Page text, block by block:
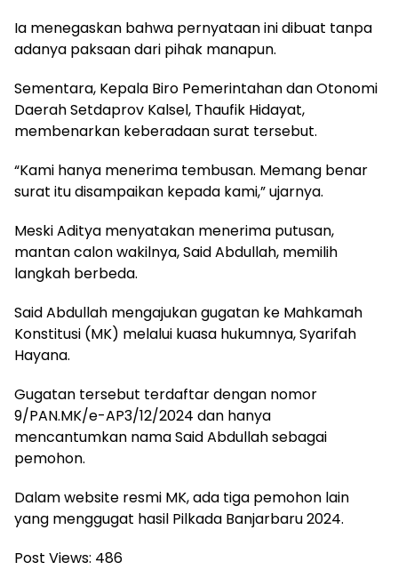
Ia menegaskan bahwa pernyataan ini dibuat tanpa
adanya paksaan dari pihak manapun.
Sementara, Kepala Biro Pemerintahan dan Otonomi
Daerah Setdaprov Kalsel, Thaufik Hidayat,
membenarkan keberadaan surat tersebut.
“Kami hanya menerima tembusan. Memang benar
surat itu disampaikan kepada kami,” ujarnya.
Meski Aditya menyatakan menerima putusan,
mantan calon wakilnya, Said Abdullah, memilih
langkah berbeda.
Said Abdullah mengajukan gugatan ke Mahkamah
Konstitusi (MK) melalui kuasa hukumnya, Syarifah
Hayana.
Gugatan tersebut terdaftar dengan nomor
9/PAN.MK/e-AP3/12/2024 dan hanya
mencantumkan nama Said Abdullah sebagai
pemohon.
Dalam website resmi MK, ada tiga pemohon lain
yang menggugat hasil Pilkada Banjarbaru 2024.
Post Views: 486